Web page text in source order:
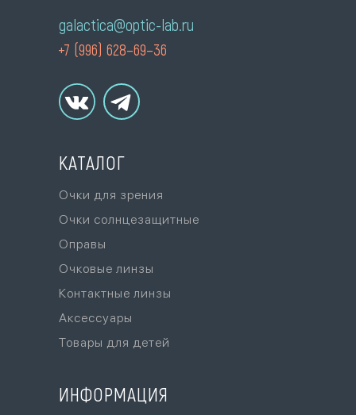
galactica@optic-lab.ru
Очки для зрения
Очки солнцезащитные
Очковые линзы
Оправы
Контактные линзы
Аксессуары
Товары для детей
+7 (996) 628–69–36
ИНФОРМАЦИЯ
КАТАЛОГ